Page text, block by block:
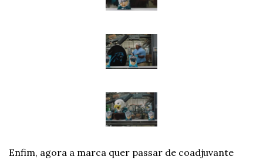
Enfim, agora a marca quer passar de coadjuvante